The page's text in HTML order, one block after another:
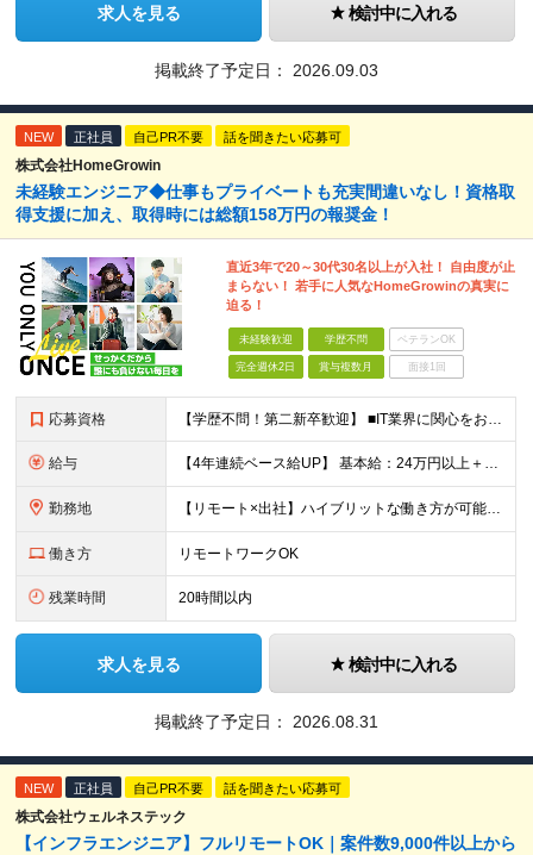
求人を見る 検討中に入れる
掲載終了予定日： 2026.09.03
NEW 正社員 自己PR不要 話を聞きたい応募可
株式会社HomeGrowin
未経験エンジニア◆仕事もプライベートも充実間違いなし！資格取
得支援に加え、取得時には総額158万円の報奨金！
直近3年で20～30代30名以上が入社！ 自由度が止
まらない！ 若手に人気なHomeGrowinの真実に
迫る！
未経験歓迎 学歴不問 ベテランOK
完全週休2日 賞与複数月 面接1回
応募資格 【学歴不問！第二新卒歓迎】 ■IT業界に関心をお持ちの方 【IT業界未経験者の方へ】 ITエンジニアという仕事は、パソコンの前でずっとにらめっこを しているイメージがありますが、意外とそうではないん
給与 【4年連続ベース給UP】 基本給：24万円以上＋残業代(全額)＋各種手当 ※みなし残業なし ※基本給は経験や前職の給与を十分に考慮します ※交通費別途支給 ※6ヶ月間の試用期間があります（給与・待遇は
勤務地 【リモート×出社】ハイブリットな働き方が可能！ 東京、神奈川のプロジェクト先 ■本社 神奈川県横浜市神奈川区栄町3-12 パシフィックマークス横浜イースト6F ■事業所(東京都最寄駅のみ記載) サ
働き方 リモートワークOK
残業時間 20時間以内
求人を見る 検討中に入れる
掲載終了予定日： 2026.08.31
NEW 正社員 自己PR不要 話を聞きたい応募可
株式会社ウェルネステック
【インフラエンジニア】フルリモートOK｜案件数9,000件以上から